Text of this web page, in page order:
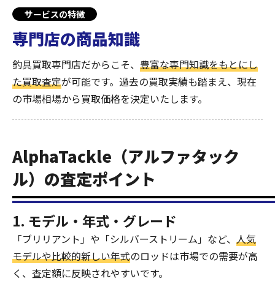
サービスの特徴
専門店の商品知識
釣具買取専門店だからこそ、 豊富な専門知識をもとにし
た買取査定が可能です。過去の買取実績も踏まえ、現在
の市場相場から買取価格を決定いたします。
AlphaTackle（アルファタック
ル）の査定ポイント
1. モデル・年式・グレード
「ブリリアント」や「シルバーストリーム」など、 人気
モデルや比較的新しい年式のロッドは市場での需要が高
く、査定額に反映されやすいです。